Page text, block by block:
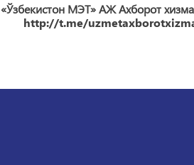
«Ўзбекистон МЭТ» АЖ Ахборот
http://t.me/